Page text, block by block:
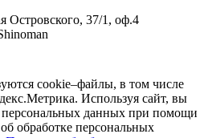
Островского, 37/1, оф.4
cookie–файлы, в том числе
Используя сайт, вы
персональных данных при помощи
обработке персональных